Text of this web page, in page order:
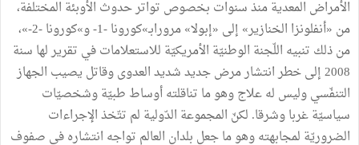
الأمراض المعدية منذ سنوات بخصوص تواتر حدوث الأوبئة المختلفة،
من «أنفلونزا الخنازير» إلى «إبولا» مرورابـ»كورونا -1- و»كورونا -2-»،
من ذلك تنبيه اللّجنة الوطنيّة الأمريكيّة للاستعلامات في تقرير لها سنة
2008 إلى خطر انتشار مرض جديد شديد العدوى وقاتل يصيب الجهاز
التنفّسي وليس له علاج وهو ما تناقلته أوساط طبيّة وشخصيّات
سياسيّة غربا وشرقا. لكنّ المجموعة الدّولية لم تتّخذ الإجراءات
الضروريّة لمجابهته وهو ما جعل بلدان العالم تواجه انتشاره في صفوف